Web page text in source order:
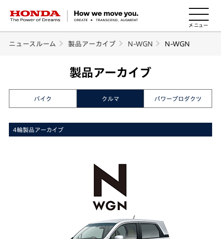
HONDA The Power of Dreams
ニュースルーム 製品アーカイブ N-WGN N-WGN
製品アーカイブ
バイク クルマ パワープロダクツ
4輪製品アーカイブ